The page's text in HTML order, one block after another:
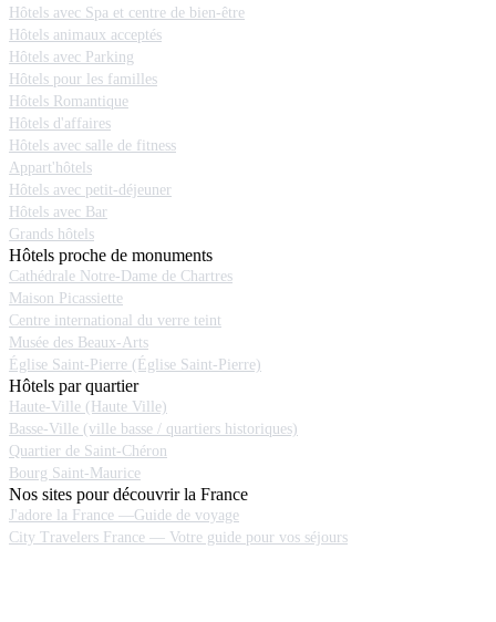
Hôtels avec Spa et centre de bien-être
Hôtels animaux acceptés
Hôtels avec Parking
Hôtels pour les familles
Hôtels Romantique
Hôtels d'affaires
Hôtels avec salle de fitness
Appart'hôtels
Hôtels avec petit-déjeuner
Hôtels avec Bar
Grands hôtels
Hôtels proche de monuments
Cathédrale Notre-Dame de Chartres
Maison Picassiette
Centre international du verre teint
Musée des Beaux-Arts
Église Saint-Pierre (Église Saint-Pierre)
Hôtels par quartier
Haute-Ville (Haute Ville)
Basse-Ville (ville basse / quartiers historiques)
Quartier de Saint-Chéron
Bourg Saint-Maurice
Nos sites pour découvrir la France
J'adore la France —Guide de voyage
City Travelers France — Votre guide pour vos séjours